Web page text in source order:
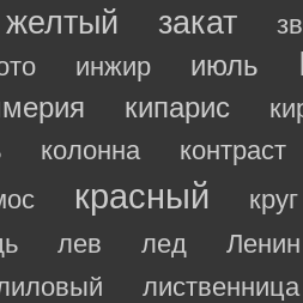
желтый закат
инжир июль
кипарис
колонна
контраст
красный
круг
лев лед
Ленин
лиственница